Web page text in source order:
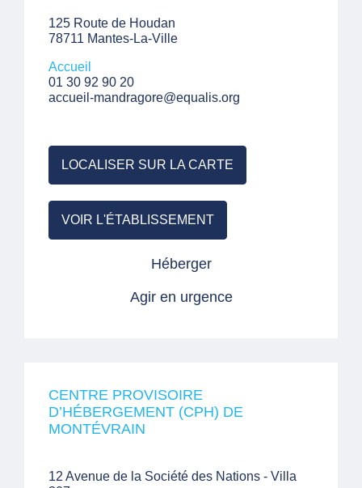
125 Route de Houdan
78711 Mantes-La-Ville
Accueil
01 30 92 90 20
accueil-mandragore@equalis.org
LOCALISER SUR LA CARTE
VOIR L'ÉTABLISSEMENT
Héberger
Agir en urgence
CENTRE PROVISOIRE
D’HÉBERGEMENT (CPH) DE
MONTÉVRAIN
12 Avenue de la Société des Nations - Villa